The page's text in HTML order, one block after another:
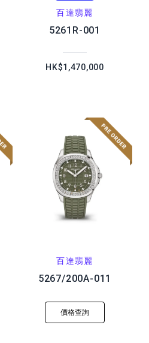
百達翡麗
5261R-001
HK$1,470,000
百達翡麗
5267/200A-011
價格查詢